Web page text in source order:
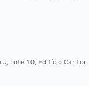
J, Lote 10, Edifício Carlton